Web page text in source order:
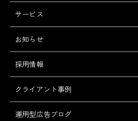
サービス
お知らせ
採用情報
クライアント事例
運用型広告ブログ